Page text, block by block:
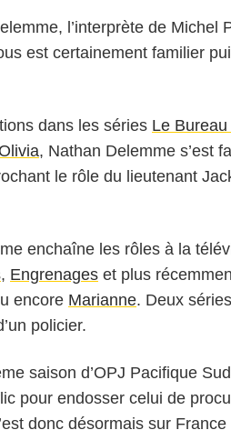
l’interprète de Michel
est certainement familier
dans les séries Le
Olivia, Nathan Delemme s’est
le rôle du lieutenant
enchaîne les rôles à la
, Engrenages et plus
encore Marianne. Deux
policier.
saison d’OPJ Pacifique
pour endosser celui de
donc désormais sur